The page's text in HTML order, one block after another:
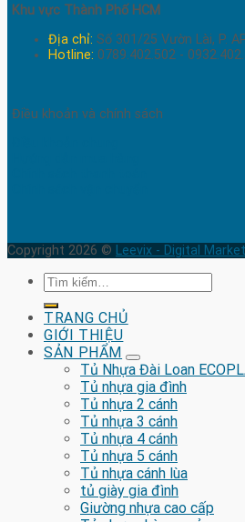
Khu vực Thành Phố HCM
Địa chỉ: Số 301/25 Vườn Lài, P.
Hotline: 0789.402.502 -
Điều khoản và chính sách
Copyright 2026 © Leevix - Digital
Tìm
kiếm:
TRANG CHỦ
GIỚI THIỆU
SẢN PHẨM
Tủ Nhựa Đài Loan
Tủ nhựa gia đình
Tủ nhựa 2 cánh
Tủ nhựa 3 cánh
Tủ nhựa 4 cánh
Tủ nhựa 5 cánh
Tủ nhựa cánh lùa
tủ giày gia đình
Giường nhựa cao cấp